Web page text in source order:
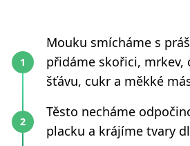
Mouku smícháme s
přidáme skořici, mrkev,
šťávu, cukr a měkké
Těsto necháme
placku a krájíme tvary